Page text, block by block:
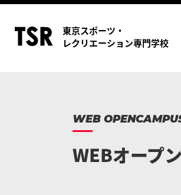
東京スポーツ・
レクリエーション専門学校
WEB
WEBオープ